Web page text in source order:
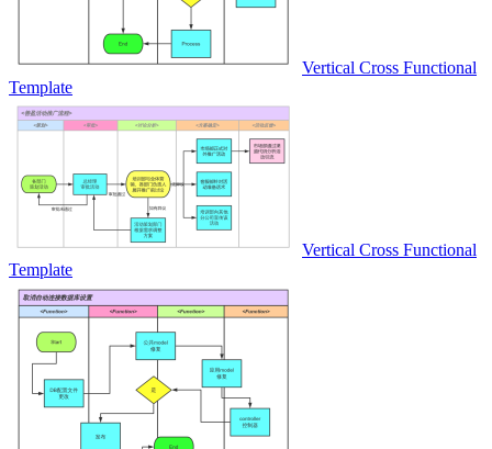
Vertical Cross Functional
Template
Vertical Cross Functional
Template